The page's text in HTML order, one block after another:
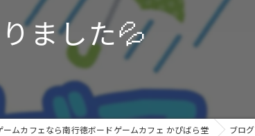
おしゃれ
デート
家族連れ
ました💦
ームカフェなら南行徳ボードゲームカフェ かぴばら堂 ブログ